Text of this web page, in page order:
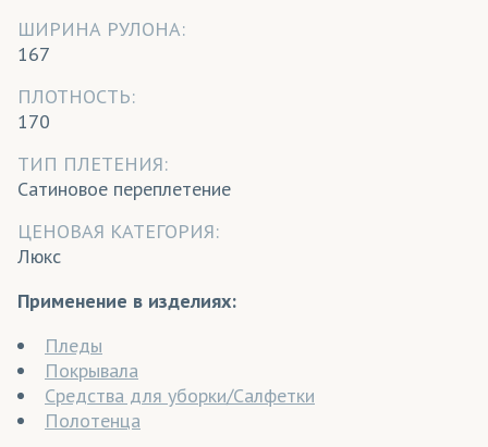
ШИРИНА РУЛОНА:
167
ПЛОТНОСТЬ:
170
ТИП ПЛЕТЕНИЯ:
Сатиновое переплетение
ЦЕНОВАЯ КАТЕГОРИЯ:
Люкс
Применение в изделиях:
Пледы
Покрывала
Средства для уборки/Салфетки
Полотенца